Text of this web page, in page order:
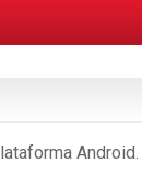
Android.